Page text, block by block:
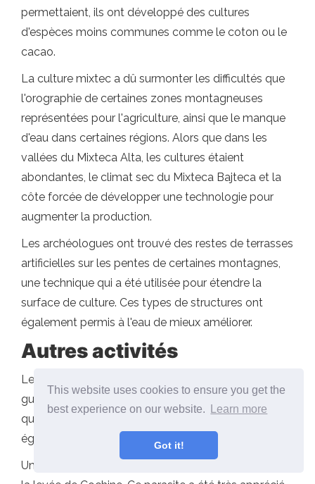
This website uses cookies to ensure you get the
best experience on our website.
Learn more
Got it!
permettaient, ils ont développé des cultures
d'espèces moins communes comme le coton ou le
cacao.
La culture mixtec a dû surmonter les difficultés que
l'orographie de certaines zones montagneuses
représentées pour l'agriculture, ainsi que le manque
d'eau dans certaines régions. Alors que dans les
vallées du Mixteca Alta, les cultures étaient
abondantes, le climat sec du Mixteca Bajteca et la
côte forcée de développer une technologie pour
augmenter la production.
Les archéologues ont trouvé des restes de terrasses
artificielles sur les pentes de certaines montagnes,
une technique qui a été utilisée pour étendre la
surface de culture. Ces types de structures ont
également permis à l'eau de mieux améliorer.
Autres activités
Les animaux domestiqués n'étaient pas trop. Le
guajolote et le xoloitzcuintle, qui a profité en tant
que police dans l'alimentation, s'est démarqué à cet
égard.
Une autre activité économique dans le Mixteca a été